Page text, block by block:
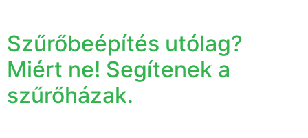
Szűrőbeépítés utólag?
Miért ne! Segítenek a
szűrőházak.